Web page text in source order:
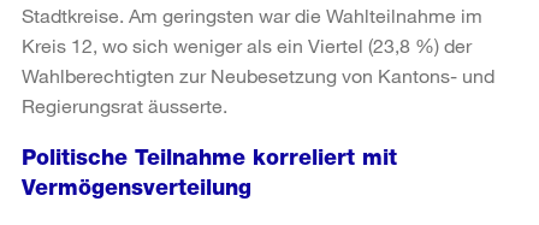
Stadtkreise. Am geringsten war die Wahlteilnahme im
Kreis 12, wo sich weniger als ein Viertel (23,8 %) der
Wahlberechtigten zur Neubesetzung von Kantons- und
Regierungsrat äusserte.
Politische Teilnahme korreliert mit
Vermögensverteilung